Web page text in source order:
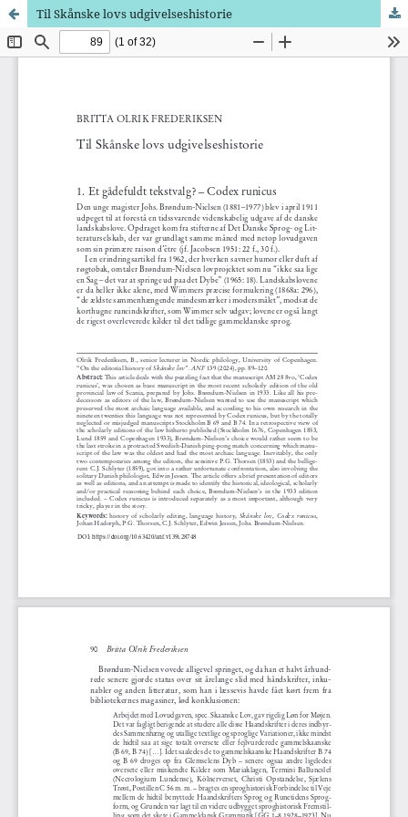
Til Skånske lovs udgivelseshistorie